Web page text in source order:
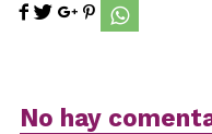
No hay